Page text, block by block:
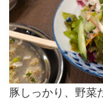
豚しっかり、野菜